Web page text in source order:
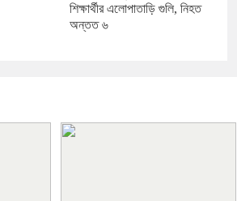
শিক্ষার্থীর এলোপাতাড়ি গুলি, নিহত
অন্তত ৬